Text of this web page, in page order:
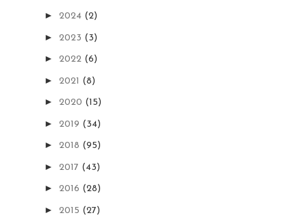
► 2024 (2)
► 2023 (3)
► 2022 (6)
► 2021 (8)
► 2020 (15)
► 2019 (34)
► 2018 (95)
► 2017 (43)
► 2016 (28)
► 2015 (27)